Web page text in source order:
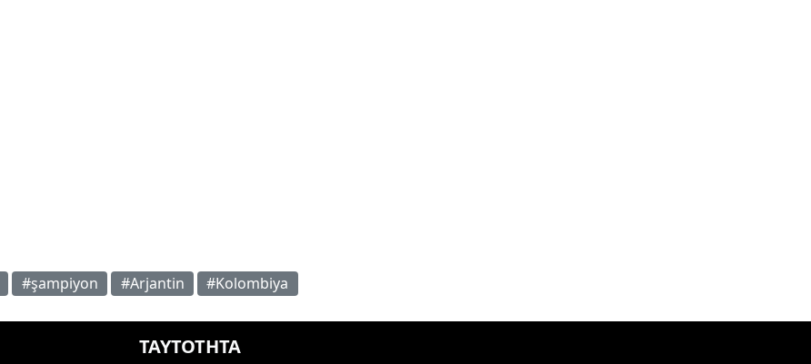
#şampiyon #Arjantin #Kolombiya
ΤΑΥΤΟΤΗΤΑ